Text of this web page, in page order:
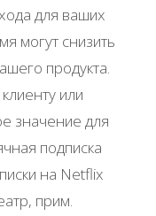
для ваших
могут снизить
продукта.
или
значение для
подписка
на Netflix
прим.